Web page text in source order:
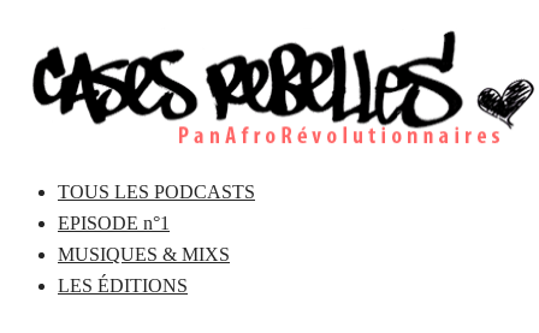
contenu
TOUS LES PODCASTS
EPISODE n°1
MUSIQUES & MIXS
LES ÉDITIONS